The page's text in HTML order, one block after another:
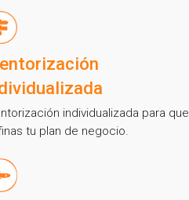
individualizada para que
tu plan de negocio.